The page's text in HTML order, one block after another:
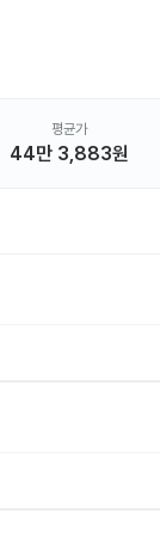
평균가
44만 3,883원